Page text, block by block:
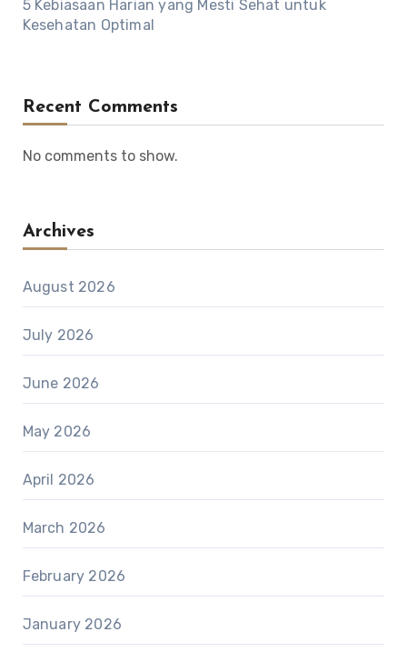
5 Kebiasaan Harian yang Mesti Sehat untuk
Kesehatan Optimal
Recent Comments
No comments to show.
Archives
August 2026
July 2026
June 2026
May 2026
April 2026
March 2026
February 2026
January 2026